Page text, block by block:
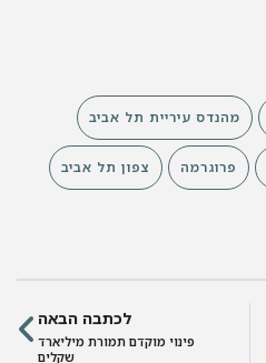
מהנדס עיריית תל אביב
פרוגרמה צפון תל אביב
לכתבה הבאה
פינוי מוקדם תמורת מיליארד
שקלים